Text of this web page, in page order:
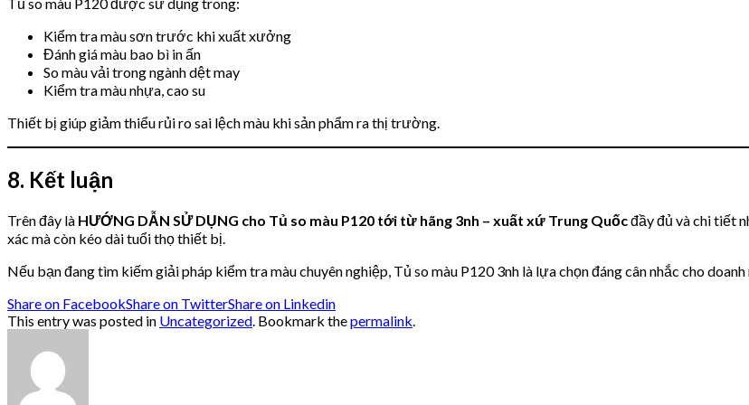
Kiểm tra màu sơn trước khi xuất xưởng
Đánh giá màu bao bì in ấn
So màu vải trong ngành dệt may
Kiểm tra màu nhựa, cao su
Thiết bị giúp giảm thiểu rủi ro sai lệch màu khi sản phẩm ra thị trường.
8. Kết luận
Trên đây là HƯỚNG DẪN SỬ DỤNG cho Tủ so màu P120 tới từ hãng 3nh – xuất xứ Trung Quốcđầy đủ và chi tiết
xác mà còn kéo dài tuổi thọ thiết bị.
Nếu bạn đang tìm kiếm giải pháp kiểm tra màu chuyên nghiệp, Tủ so màu P120 3nh là lựa chọn đáng cân nhắc cho
Share on FacebookShare on TwitterShare on Linkedin
This entry was posted in Uncategorized. Bookmark thepermalink.